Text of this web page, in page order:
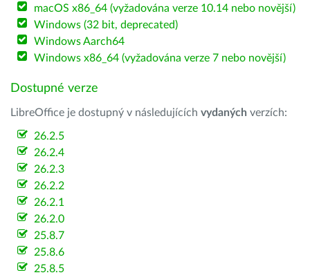
macOS x86_64 (vyžadována verze 10.14 nebo novější)
Windows (32 bit, deprecated)
Windows Aarch64
Windows x86_64 (vyžadována verze 7 nebo novější)
Dostupné verze
LibreOffice je dostupný v následujících vydaných verzích:
26.2.5
26.2.4
26.2.3
26.2.2
26.2.1
26.2.0
25.8.7
25.8.6
25.8.5